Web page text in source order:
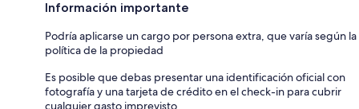
Información importante
Podría aplicarse un cargo por persona extra, que varía según la
política de la propiedad
Es posible que debas presentar una identificación oficial con
fotografía y una tarjeta de crédito en el check-in para cubrir
cualquier gasto imprevisto